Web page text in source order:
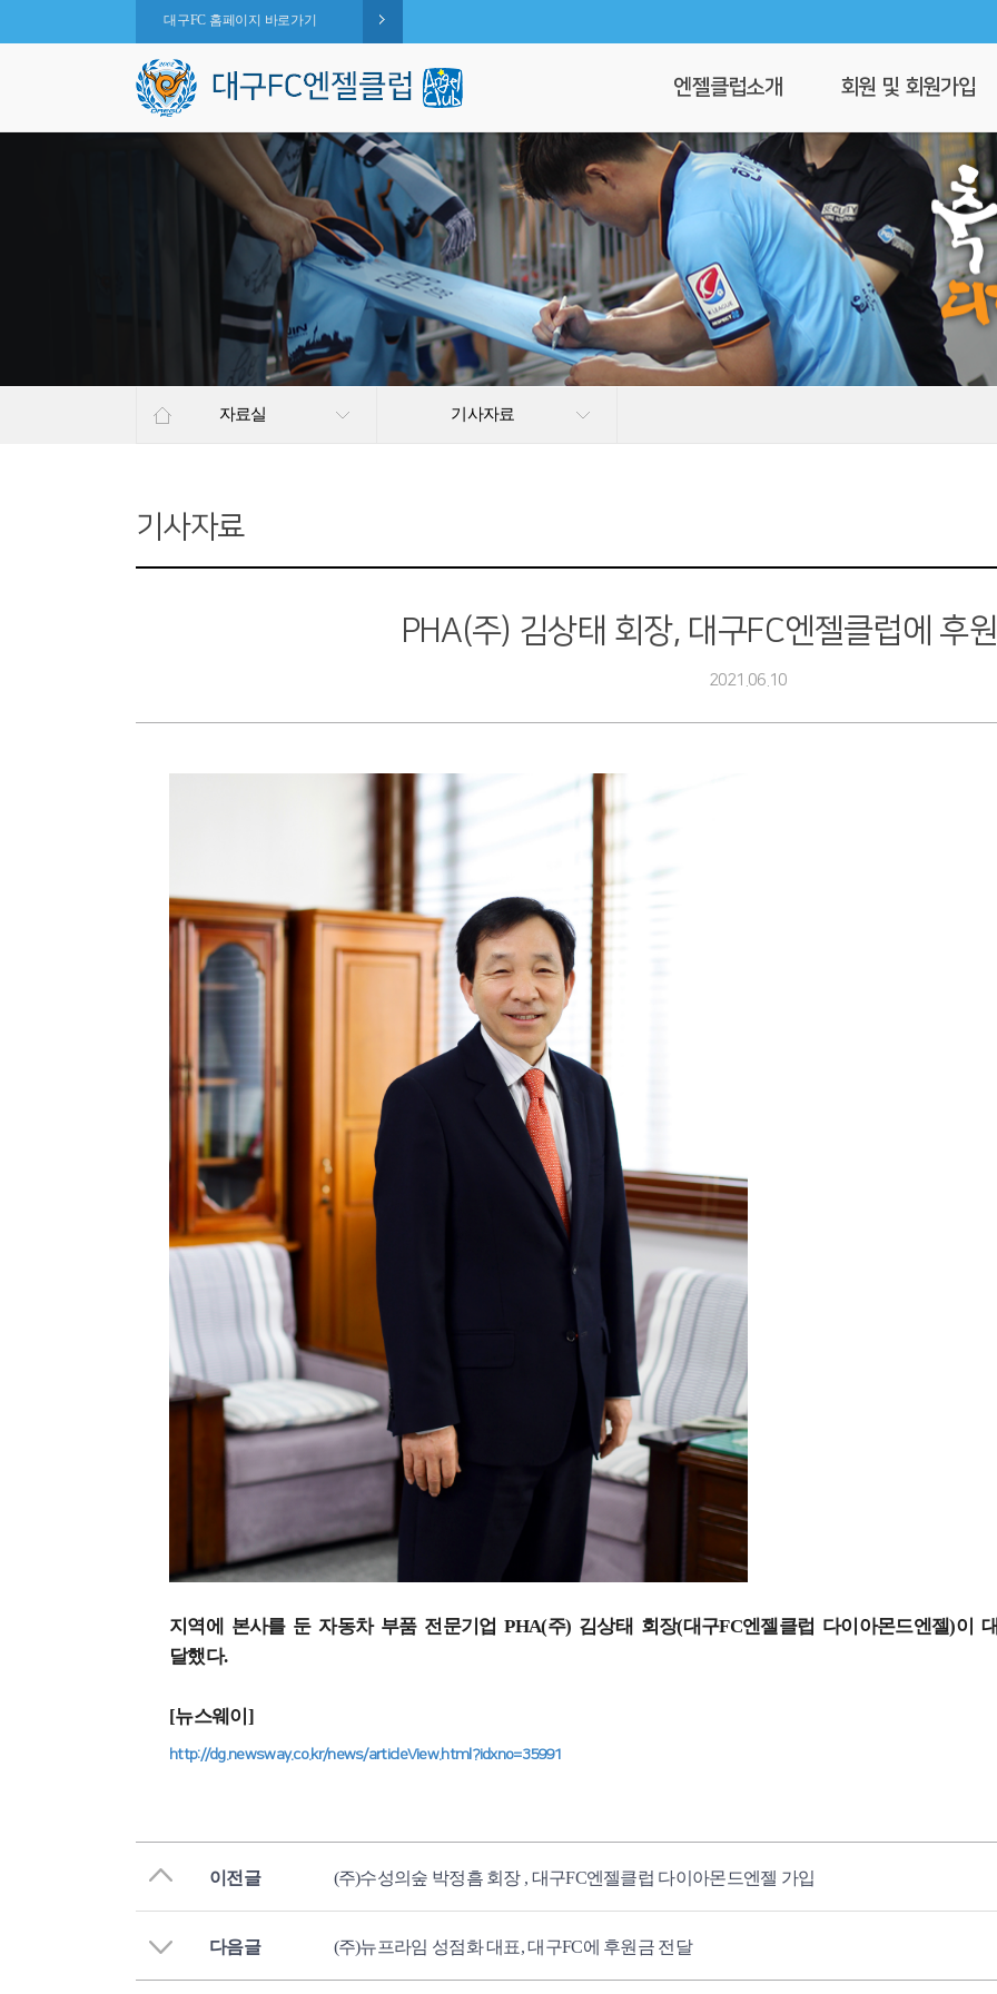
대구FC 홈페이지 바로가기
엔젤클럽소개
회장 인사말
엔젤클럽이란
클럽 조직도
찾아오시는길
회원 및 회원가입
회원가입
회원명부
이 달의 엔젤
자료실 기사자료
기사자료
PHA(주) 김상태 회장, 대구FC엔젤클럽에 후
2021.06.10
지역에 본사를 둔 자동차 부품 전문기업 PHA(주) 김상태 회장(대구FC엔젤클럽 다이아몬드엔젤)이
달했다.
[뉴스웨이]
http://dg.newsway.co.kr/news/articleView.html?idxno=35991
이전글 (주)수성의숲 박정흠 회장 , 대구FC엔젤클럽 다이아몬드엔젤 가입
다음글 (주)뉴프라임 성점화 대표, 대구FC에 후원금 전달